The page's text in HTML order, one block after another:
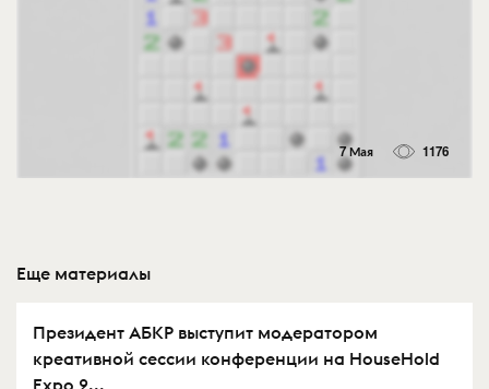
7 Мая 1176
Еще материалы
Президент АБКР выступит модератором
креативной сессии конференции на HouseHold